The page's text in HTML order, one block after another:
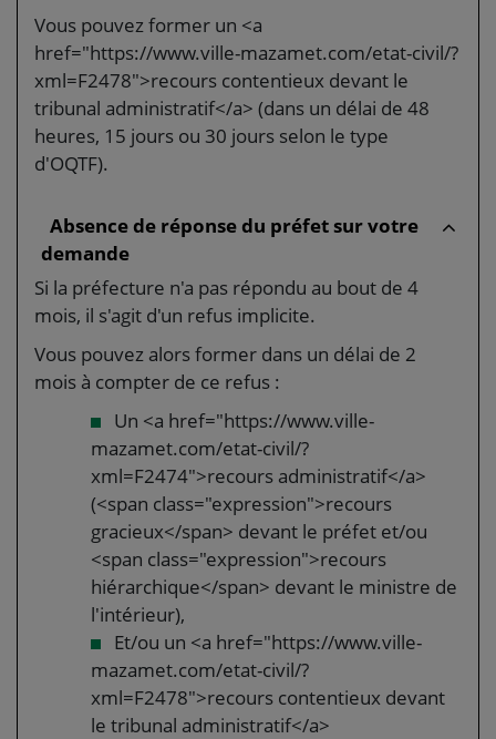
Vous pouvez former un <a
href="https://www.ville-mazamet.com/etat-civil/?
xml=F2478">recours contentieux devant le
tribunal administratif</a> (dans un délai de 48
heures, 15 jours ou 30 jours selon le type
d'OQTF).
Absence de réponse du préfet sur votre
demande
Si la préfecture n'a pas répondu au bout de 4
mois, il s'agit d'un refus implicite.
Vous pouvez alors former dans un délai de 2
mois à compter de ce refus :
Un <a href="https://www.ville-
mazamet.com/etat-civil/?
xml=F2474">recours administratif</a>
(<span class="expression">recours
gracieux</span> devant le préfet et/ou
<span class="expression">recours
hiérarchique</span> devant le ministre de
l'intérieur),
Et/ou un <a href="https://www.ville-
mazamet.com/etat-civil/?
xml=F2478">recours contentieux devant
le tribunal administratif</a>